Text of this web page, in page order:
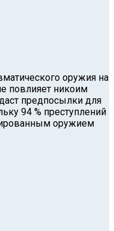
оружия на
повлияет никоим
предпосылки для
94 % преступлений
оружием